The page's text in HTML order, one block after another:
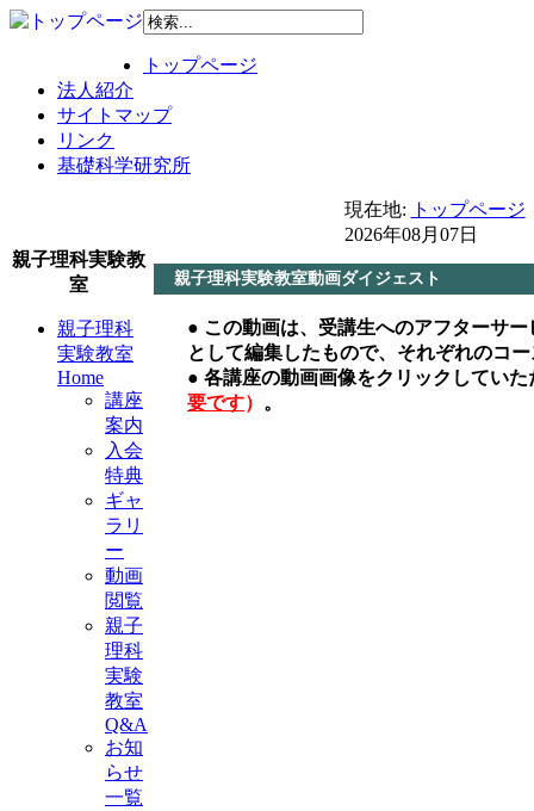
トップページ
法人紹介
サイトマップ
リンク
基礎科学研究所
現在地:
トップページ
2026年08月07日
親子理科実験教
室
親子理科
実験教室
Home
講座
案内
入会
特典
ギャ
ラリ
ー
動画
閲覧
親子
理科
実験
教室
Q&A
お知
らせ
一覧
親子理科実験教室動画ダイジェスト
● この動画は、受講生へのアフターサ
として編集したもので、それぞれのコ
● 各講座の動画画像をクリックしてい
要です） 。